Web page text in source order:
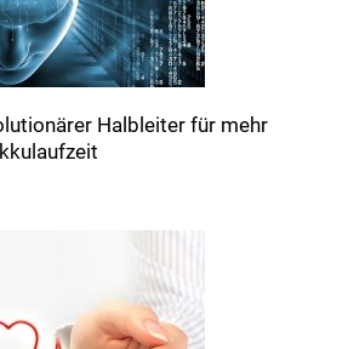
Halbleiter für mehr